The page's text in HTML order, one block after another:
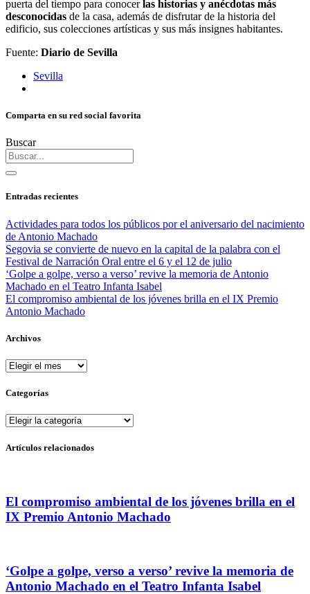
puerta del tiempo para conocerlas historias y anécdotas más
desconocidas de la casa, además de disfrutar de la historia del
edificio, sus colecciones artísticas y sus más insignes habitantes.
Fuente: Diario de Sevilla
Sevilla
Comparta en su red social favorita
Buscar
Entradas recientes
Actividades para todos los públicos por el aniversario del nacimiento
de Antonio Machado
Segovia se convierte de nuevo en la capital de la palabra con el
Festival de Narración Oral entre el 6 y el 12 de julio
‘Golpe a golpe, verso a verso’ revive la memoria de Antonio
Machado en el Teatro Infanta Isabel
El compromiso ambiental de los jóvenes brilla en el IX Premio
Antonio Machado
Archivos
Archivos
Categorías
Categorías
Artículos relacionados
El compromiso ambiental de los jóvenes brilla en el
IX Premio Antonio Machado
‘Golpe a golpe, verso a verso’ revive la memoria de
Antonio Machado en el Teatro Infanta Isabel